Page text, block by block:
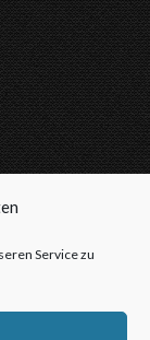
Service zu